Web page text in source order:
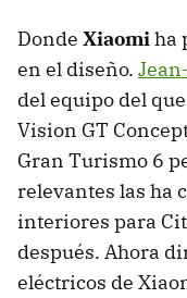
Donde Xiaomiha
en el diseño.
del equipo del
Vision GT
Gran Turismo 6
relevantes las ha
interiores para
después. Ahora
eléctricos de